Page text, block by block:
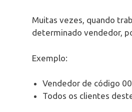
Muitas vezes, quando
determinado vendedor,
Exemplo:
Vendedor de código
Todos os clientes